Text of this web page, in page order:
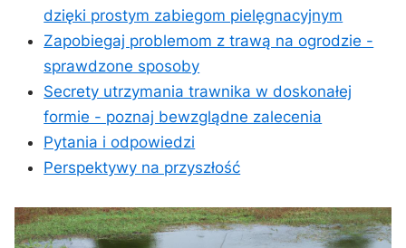
dzięki prostym zabiegom pielęgnacyjnym
Zapobiegaj problemom z trawą na ogrodzie‌ -‍
sprawdzone sposoby
Secrety utrzymania trawnika w ‌doskonałej
formie -⁤ poznaj bewzglądne zalecenia
Pytania i odpowiedzi
Perspektywy‍ na przyszłość